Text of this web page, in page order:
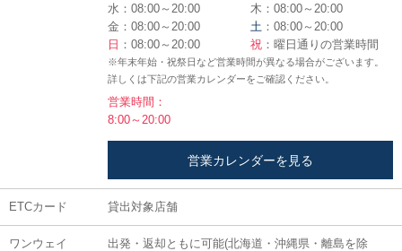
水：08:00～20:00
木：08:00～20:00
金：08:00～20:00
土 ：08:00～20:00
日 ：08:00～20:00 祝 ：曜日通りの営業時間
※年末年始・祝祭日など営業時間が異なる場合がございます。
詳しくは下記の営業カレンダーをご確認ください。
営業時間：
8:00～20:00
営業カレンダーを見る
ETCカード 貸出対象店舗
ワンウェイ
出発・返却ともに可能(北海道・沖縄県・離島を除